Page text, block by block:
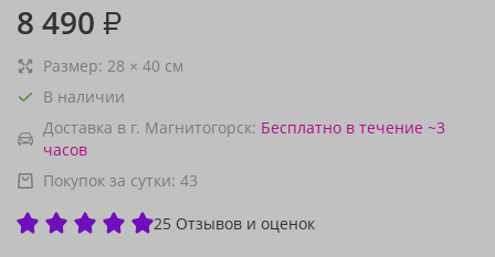
8 490 ₽
Размер: 28 × 40 см
В наличии
Доставка в г. Магнитогорск: Бесплатно в течение ~3
часов
Покупок за сутки: 43
25 Отзывов и оценок